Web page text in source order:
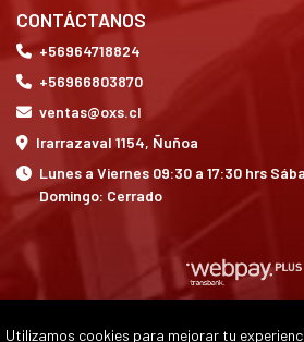
CONTÁCTANOS
+56964718824
+56966803870
ventas@oxs.cl
Irarrazaval 1154, Ñuñoa
Lunes a Viernes 09:30 a 17:30 hrs
Domingo: Cerrado
Utilizamos cookies para mejorar tu